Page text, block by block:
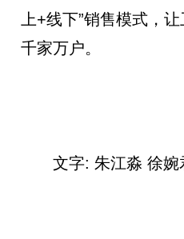
上+线下”销售模式，
千家万户。
文字: 朱江淼 徐婉